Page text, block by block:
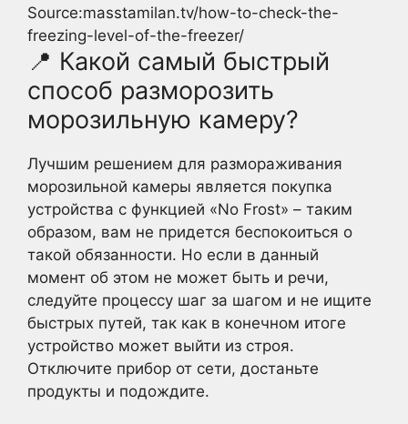
Source:masstamilan.tv/how-to-check-the-
freezing-level-of-the-freezer/
📍 Какой самый быстрый
способ разморозить
морозильную камеру?
Лучшим решением для размораживания
морозильной камеры является покупка
устройства с функцией «No Frost» – таким
образом, вам не придется беспокоиться о
такой обязанности. Но если в данный
момент об этом не может быть и речи,
следуйте процессу шаг за шагом и не ищите
быстрых путей, так как в конечном итоге
устройство может выйти из строя.
Отключите прибор от сети, достаньте
продукты и подождите.